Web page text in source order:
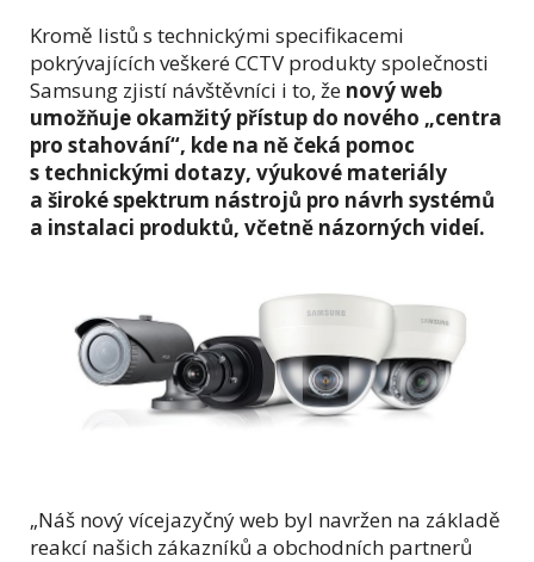
Kromě listů s technickými specifikacemi
pokrývajících veškeré CCTV produkty společnosti
Samsung zjistí návštěvníci i to, že nový web
umožňuje okamžitý přístup do nového „centra
pro stahování“, kde na ně čeká pomoc
s technickými dotazy, výukové materiály
a široké spektrum nástrojů pro návrh systémů
a instalaci produktů, včetně názorných videí.
„Náš nový vícejazyčný web byl navržen na základě
reakcí našich zákazníků a obchodních partnerů